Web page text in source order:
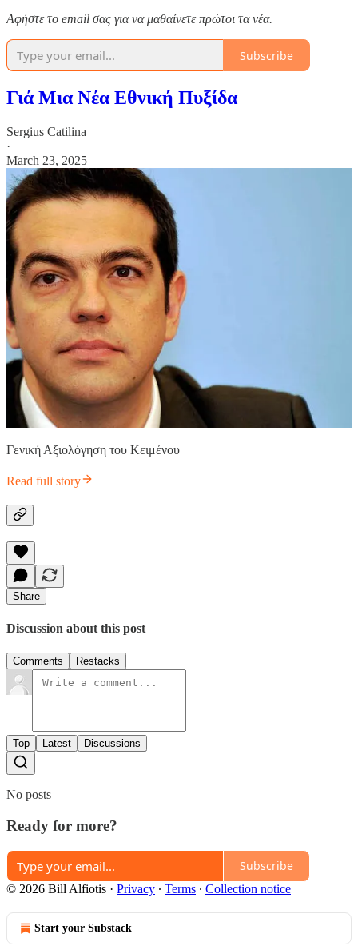
Αφἠστε το email σας για να μαθαίνετε πρώτοι τα νέα.
Subscribe
Γιά Μια Νέα Εθνική Πυξίδα
Sergius Catilina
·
March 23, 2025
Γενική Αξιολόγηση του Κειμένου
Read full story
Share
Discussion about this post
Comments Restacks
Top Latest Discussions
No posts
Ready for more?
Subscribe
© 2026 Bill Alfiotis · Privacy ∙ Terms ∙ Collection notice
Start your Substack